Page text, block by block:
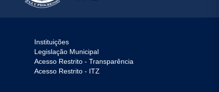
Instituições
Legislação Municipal
Acesso Restrito - Transparência
Acesso Restrito - ITZ